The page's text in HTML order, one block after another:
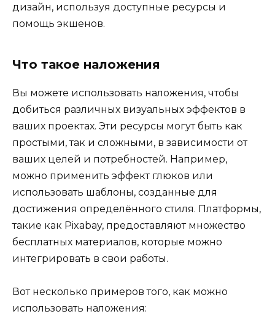
дизайн, используя доступные ресурсы и
помощь экшенов.
Что такое наложения
Вы можете использовать наложения, чтобы
добиться различных визуальных эффектов в
ваших проектах. Эти ресурсы могут быть как
простыми, так и сложными, в зависимости от
ваших целей и потребностей. Например,
можно применить эффект глюков или
использовать шаблоны, созданные для
достижения определённого стиля. Платформы,
такие как Pixabay, предоставляют множество
бесплатных материалов, которые можно
интегрировать в свои работы.
Вот несколько примеров того, как можно
использовать наложения: